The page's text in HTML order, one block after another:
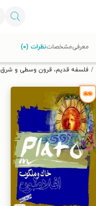
تخفیف از طاقچه دریافت کن.
فلسفه قدیم، قرون وسطی و شرق
معرفیمشخصاتنظرات (۰)